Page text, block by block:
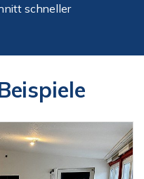
schneller